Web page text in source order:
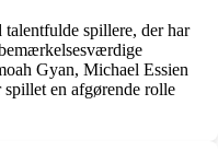
spillere, der har
Gyan, Michael Essien
en afgørende rolle